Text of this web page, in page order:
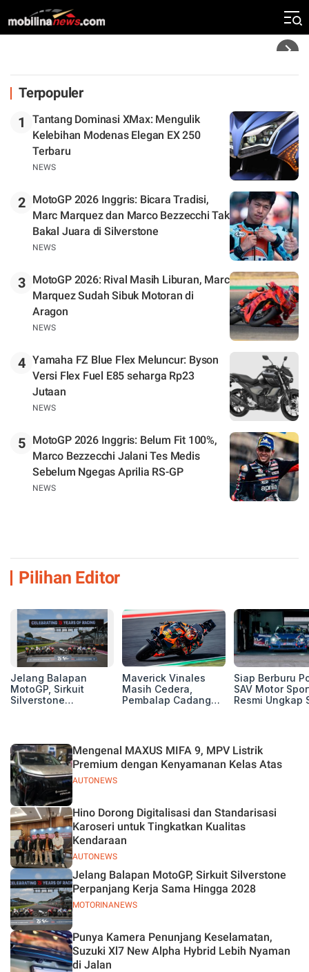
Silverstone. Seri Selanjutnya Belum Jelas
Terpopuler
1
Tantang Dominasi XMax: Mengulik
Kelebihan Modenas Elegan EX 250
Terbaru
NEWS
2
MotoGP 2026 Inggris: Bicara Tradisi,
Marc Marquez dan Marco Bezzecchi Tak
Bakal Juara di Silverstone
NEWS
3
MotoGP 2026: Rival Masih Liburan, Marc
Marquez Sudah Sibuk Motoran di
Aragon
NEWS
4 Yamaha FZ Blue Flex Meluncur: Byson
Versi Flex Fuel E85 seharga Rp23
Jutaan
NEWS
5
MotoGP 2026 Inggris: Belum Fit 100%,
Marco Bezzecchi Jalani Tes Medis
Sebelum Ngegas Aprilia RS-GP
NEWS
Pilihan Editor
Jelang Balapan
MotoGP, Sirkuit
Silverstone
Maverick Vinales
Masih Cedera,
Pembalap Cadangan
Siap Berburu
SAV Motor
Resmi Ungkap
AUTONEWS
Mengenal MAXUS MIFA 9, MPV Listrik
Premium dengan Kenyamanan Kelas Atas
AUTONEWS
Hino Dorong Digitalisasi dan Standarisasi
Karoseri untuk Tingkatkan Kualitas
Kendaraan
MOTORINANEWS
Jelang Balapan MotoGP, Sirkuit Silverstone
Perpanjang Kerja Sama Hingga 2028
Punya Kamera Penunjang Keselamatan,
Suzuki Xl7 New Alpha Hybrid Lebih Nyaman
di Jalan